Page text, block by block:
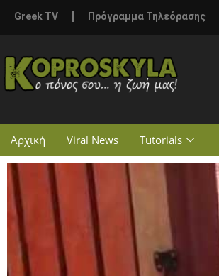
Greek TV Πρόγραμμα Τηλεόρασης
Αρχική Viral News Tutorials